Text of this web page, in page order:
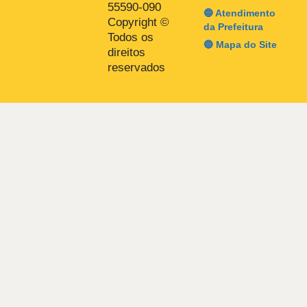
55590-090
Copyright ©
Todos os
direitos
reservados
🔵 Atendimento
da Prefeitura
🔵 Mapa do Site